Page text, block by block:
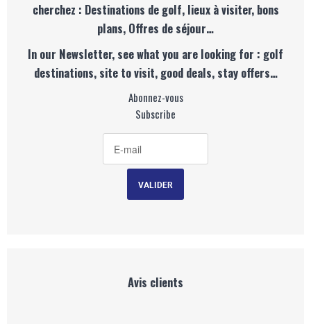
cherchez : Destinations de golf, lieux à visiter, bons
plans, Offres de séjour…
In our Newsletter, see what you are looking for : golf
destinations, site to visit, good deals, stay offers…
Abonnez-vous
Subscribe
Avis clients